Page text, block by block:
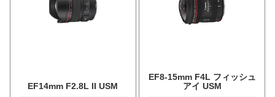
EF14mm F2.8L II USM
EF8-15mm F4L フィッシュ
アイ USM